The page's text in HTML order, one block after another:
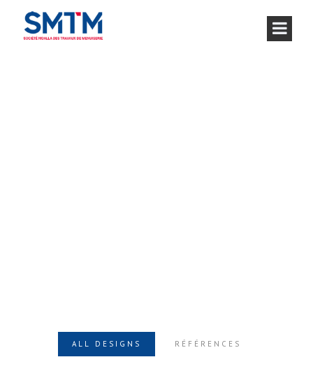
ALL DESIGNS RÉFÉRENCES